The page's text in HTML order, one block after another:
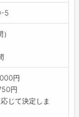
お任せします。
目指す働き方も、
お仕事をするこ
備士や自動車検査
ます。
に向けて準備
5
円
円
じて決定しま